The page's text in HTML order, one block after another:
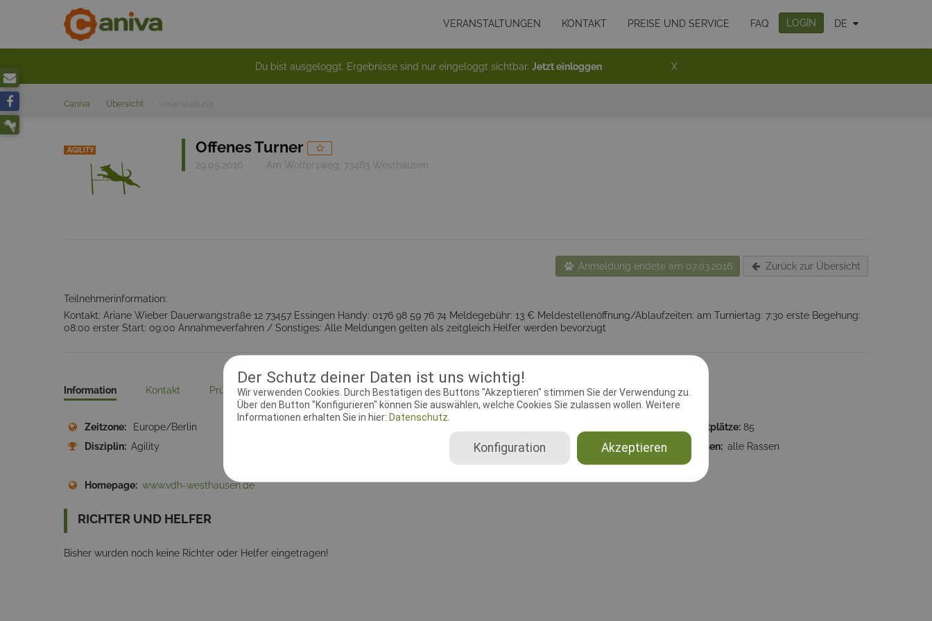
Der Schutz deiner Daten ist uns wichtig!
Wir verwenden Cookies. Durch Bestätigen des Buttons "Akzeptieren" stimmen Sie der Verwendung zu.
Über den Button "Konfigurieren" können Sie auswählen, welche Cookies Sie zulassen wollen. Weitere
Informationen erhalten Sie in hier: Datenschutz.
Akzeptieren
Konfiguration
VERANSTALTUNGEN KONTAKT PREISE UND SERVICE FAQ LOGIN DE
Du bist ausgeloggt. Ergebnisse sind nur eingeloggt sichtbar. Jetzt einloggen X
Caniva Übersicht
AGILITY Offenes Turner
29.05.2016 Am Wolfersweg, 73463 Westhausen
Anmeldung endete am 07.03.2016 Zurück zur Übersicht
Teilnehmerinformation:
Kontakt: Ariane Wieber Dauerwangstraße 12 73457 Essingen Handy: 0176 98 59 76 74 Meldegebühr: 13 € Meldestellenöffnung/Ablaufzeiten: am Turniertag: 7:30 erste Begehung:
08:00 erster Start: 09:00 Annahmeverfahren / Sonstiges: Alle Meldungen gelten als zeitgleich Helfer werden bevorzugt
Information Kontakt Prüfungsleiter Dokumente
Zeitzone: Europe/Berlin Startplätze: 85
Disziplin: Agility Adresse: Am Wolfersweg, 73463
Westhausen
Rassen: alle Rassen
Homepage: www.vdh-westhausen.de
RICHTER UND HELFER
Bisher wurden noch keine Richter oder Helfer eingetragen!